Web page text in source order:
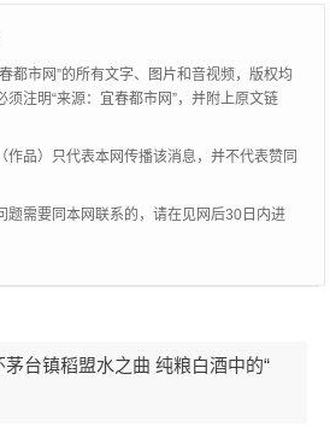
都市网”的所有文字、图片和音视频，版权均
注明“来源：宜春都市网”，并附上原文链
作品）只代表本网传播该消息，并不代表赞同
题需要同本网联系的，请在见网后30日内进
茅台镇稻盟水之曲 纯粮白酒中的“